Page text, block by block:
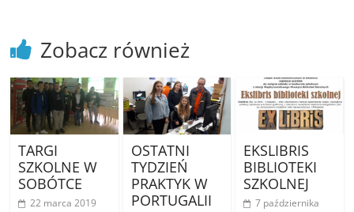
Zobacz również
TARGI
SZKOLNE W
SOBÓTCE
22 marca 2019
OSTATNI
TYDZIEŃ
PRAKTYK W
PORTUGALII
EKSLIBRIS
BIBLIOTEKI
SZKOLNEJ
7 października